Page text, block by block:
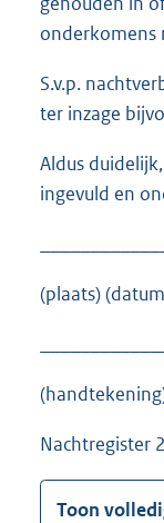
onderkomens
S.v.p.
ter inzage
Aldus
ingevuld en
(plaats)
Nachtregister
Toon